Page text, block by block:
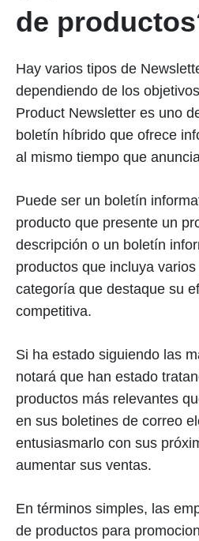
de
Hay varios tipos de
dependiendo de los
Product Newsletter es uno
boletín híbrido que ofrece
al mismo tiempo que
Puede ser un boletín
producto que presente un
descripción o un boletín
productos que incluya
categoría que destaque su
competitiva.
Si ha estado siguiendo las
notará que han estado
productos más relevantes
en sus boletines de correo
entusiasmarlo con sus
aumentar sus ventas.
En términos simples, las
de productos para